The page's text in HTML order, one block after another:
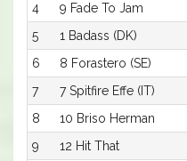
4
9 Fade To Jam
5
1 Badass (DK)
6
8 Forastero (SE)
7
7 Spitfire Effe (IT)
8
10 Briso Herman
9
12 Hit That